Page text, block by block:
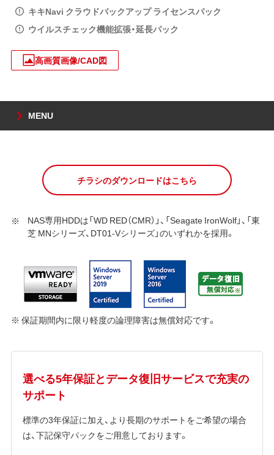
キキNavi クラウドバックアップ ライセンスパック
ウイルスチェック機能拡張・延長パック
高画質画像/CAD図
MENU
チラシのダウンロードはこちら
NAS専用HDDは「WD RED（CMR）」、「Seagate IronWolf」、「東
芝 MNシリーズ、DT01-Vシリーズ」のいずれかを採用。
※ 保証期間内に限り軽度の論理障害は無償対応です。
選べる5年保証とデータ復旧サービスで充実の
サポート
標準の3年保証に加え、より長期のサポートをご希望の場合
は、下記保守パックをご用意しております。